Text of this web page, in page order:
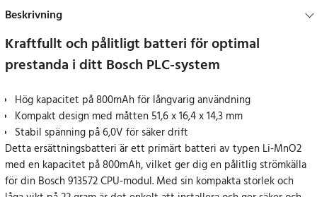
Beskrivning
Kraftfullt och pålitligt batteri för optimal
prestanda i ditt Bosch PLC-system
Hög kapacitet på 800mAh för långvarig användning
Kompakt design med måtten 51,6 x 16,4 x 14,3 mm
Stabil spänning på 6,0V för säker drift
Detta ersättningsbatteri är ett primärt batteri av typen Li-MnO2
med en kapacitet på 800mAh, vilket ger dig en pålitlig strömkälla
för din Bosch 913572 CPU-modul. Med sin kompakta storlek och